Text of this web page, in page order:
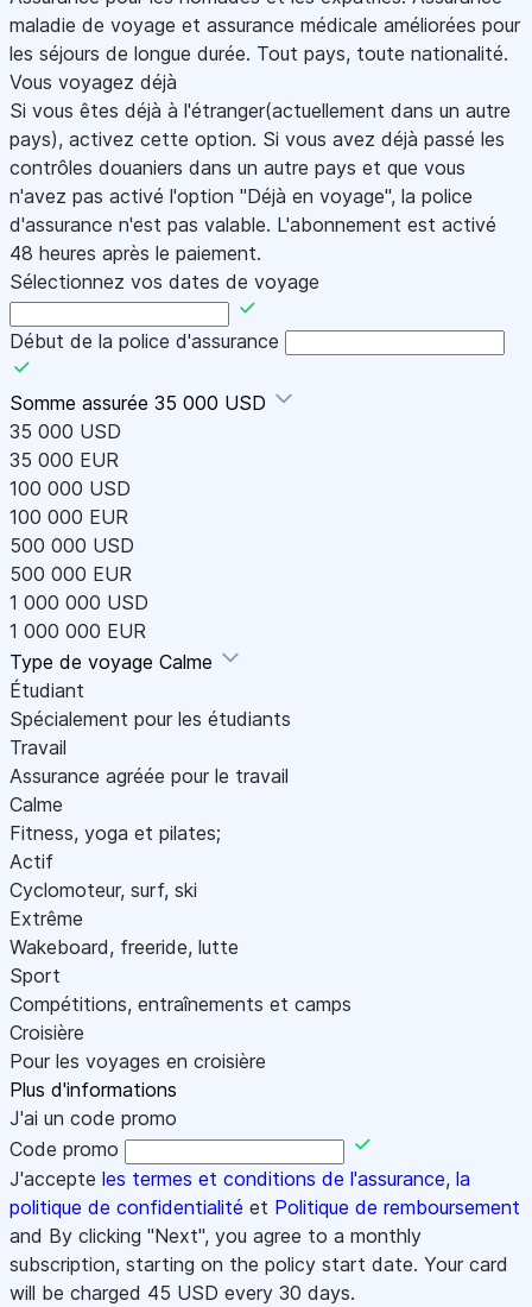
maladie de voyage et assurance médicale améliorées pour
les séjours de longue durée. Tout pays, toute nationalité.
Vous voyagez déjà
Si vous êtes déjà à l'étranger(actuellement dans un autre
pays), activez cette option. Si vous avez déjà passé les
contrôles douaniers dans un autre pays et que vous
n'avez pas activé l'option "Déjà en voyage", la police
d'assurance n'est pas valable. L'abonnement est activé
48 heures après le paiement.
Sélectionnez vos dates de voyage
Début de la police d'assurance
Somme assurée 35 000 USD
35 000 USD
35 000 EUR
100 000 USD
100 000 EUR
500 000 USD
500 000 EUR
1 000 000 USD
1 000 000 EUR
Type de voyage Calme
Étudiant
Spécialement pour les étudiants
Travail
Assurance agréée pour le travail
Calme
Fitness, yoga et pilates;
Actif
Cyclomoteur, surf, ski
Extrême
Wakeboard, freeride, lutte
Sport
Compétitions, entraînements et camps
Croisière
Pour les voyages en croisière
Plus d'informations
J'ai un code promo
Code promo
J'accepte les termes et conditions de l'assurance, la
politique de confidentialité et Politique de remboursement
and By clicking "Next", you agree to a monthly
subscription, starting on the policy start date. Your card
will be charged 45 USD every 30 days.